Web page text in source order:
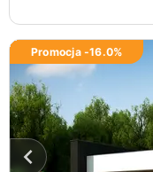
Promocja -16.0%